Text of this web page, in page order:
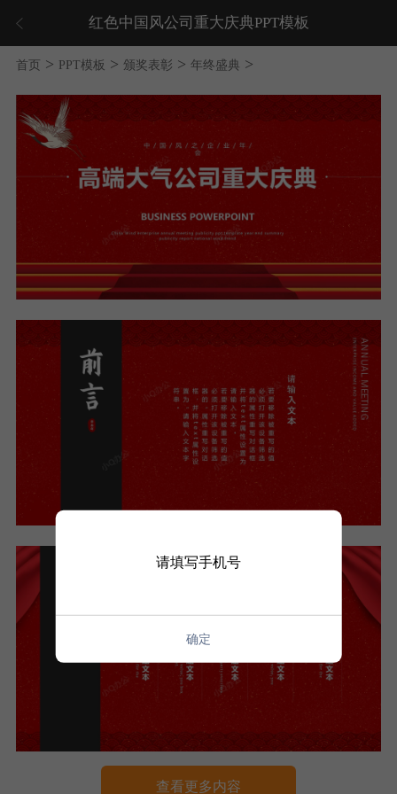
红色中国风公司重大庆典PPT模板
首页 > PPT模板 > 颁奖表彰 > 年终盛典 >
查看更多内容
请填写手机号
确定